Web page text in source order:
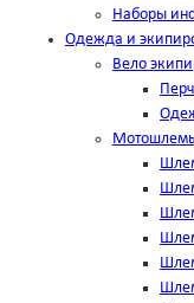
Наборы
Одежда и
Вело